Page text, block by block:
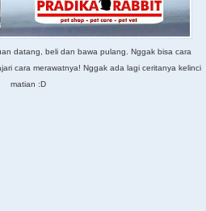
datang, beli dan bawa pulang. Nggak bisa cara
cara merawatnya! Nggak ada lagi ceritanya kelinci
matian :D